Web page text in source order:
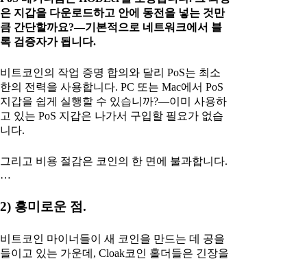
은 지갑을 다운로드하고 안에 동전을 넣는 것만
큼 간단할까요?—기본적으로 네트워크에서 블
록 검증자가 됩니다.
비트코인의 작업 증명 합의와 달리 PoS는 최소
한의 전력을 사용합니다. PC 또는 Mac에서 PoS
지갑을 쉽게 실행할 수 있습니까?—이미 사용하
고 있는 PoS 지갑은 나가서 구입할 필요가 없습
니다.
그리고 비용 절감은 코인의 한 면에 불과합니다.
…
2) 흥미로운 점.
비트코인 마이너들이 새 코인을 만드는 데 공을
들이고 있는 가운데, Cloak코인 홀더들은 긴장을